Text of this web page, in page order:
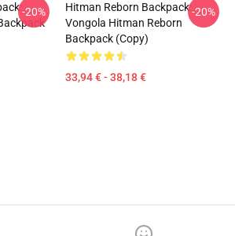
-20%
Hitman Reborn Backpack:
Vongola Hitman Reborn
Backpack (Copy)
33,94 € - 38,18 €
-20%